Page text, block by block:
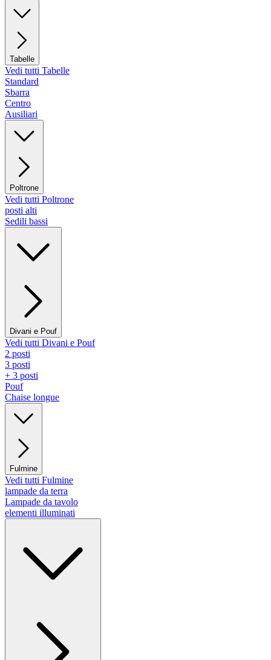
Tabelle
Vedi tutti Tabelle
Standard
Sbarra
Centro
Ausiliari
Poltrone
Vedi tutti Poltrone
posti alti
Sedili bassi
Divani e Pouf
Vedi tutti Divani e Pouf
2 posti
3 posti
+ 3 posti
Pouf
Chaise longue
Fulmine
Vedi tutti Fulmine
lampade da terra
Lampade da tavolo
elementi illuminati